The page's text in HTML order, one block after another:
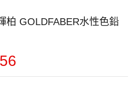
柏 GOLDFABER水性色鉛